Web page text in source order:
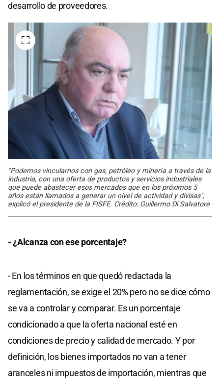
desarrollo de proveedores.
"Podemos vincularnos con gas, petróleo y minería a través de la
industria, con una oferta de productos y servicios industriales
que puede abastecer esos mercados que en los próximos 5
años están llamados a generar un nivel de actividad y divisas",
explicó el presidente de la FISFE. Crédito: Guillermo Di Salvatore
- ¿Alcanza con ese porcentaje?
- En los términos en que quedó redactada la
reglamentación, se exige el 20% pero no se dice cómo
se va a controlar y comparar. Es un porcentaje
condicionado a que la oferta nacional esté en
condiciones de precio y calidad de mercado. Y por
definición, los bienes importados no van a tener
aranceles ni impuestos de importación, mientras que